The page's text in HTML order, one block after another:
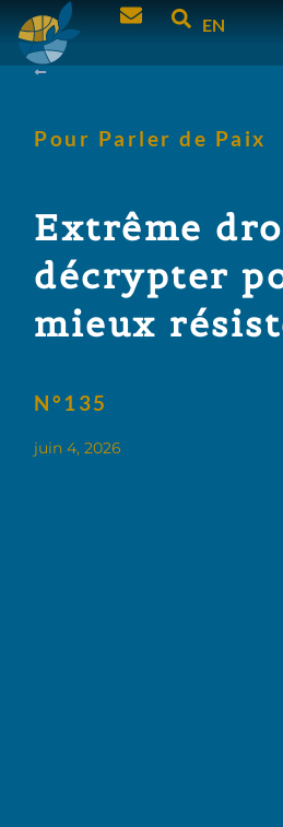
EN
Pour Parler de Paix
Extrême
décrypter
mieux
N°135
juin 4, 2026